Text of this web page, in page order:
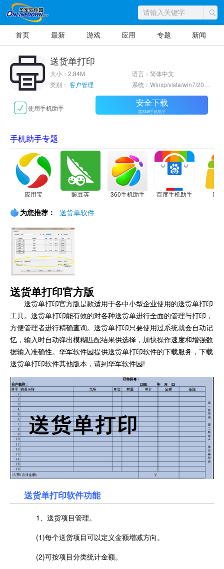
首页 最新 游戏 应用 专题 新闻
送货单打印
大小：2.84M
语言：简体中文
类别： 客户管理
使用手机助手 安全下载
需2345手机助手
手机助手专题
应用宝 豌豆荚 360手机助手 百度手机助手 应
为您推荐： 送货单软件
送货单打印官方版
送货单打印官方版是款适用于各中小型企业使用的送货单打印
工具。送货单打印能有效的对各种送货单进行全面的管理与打印，
方便管理者进行精确查询。送货单打印只要使用过系统就会自动记
忆，输入时自动弹出模糊匹配结果供选择，加快操作速度和增强数
据输入准确性。华军软件园提供送货单打印软件的下载服务，下载
送货单打印软件其他版本，请到华军软件园!
送货单打印软件功能
1、送货项目管理。
(1)每个送货项目可以定义金额增减方向。
(2)可按项目分类统计金额。